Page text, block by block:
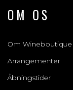
OM OS
Om Wineboutique
Arrangementer
Åbningstider